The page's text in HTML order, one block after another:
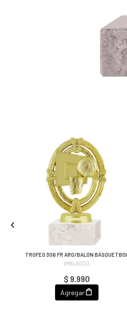
TROFEO 306 FR ARO/BALÓN BÁSQUETBOL
IMBLASCO
$ 9.990
Agregar